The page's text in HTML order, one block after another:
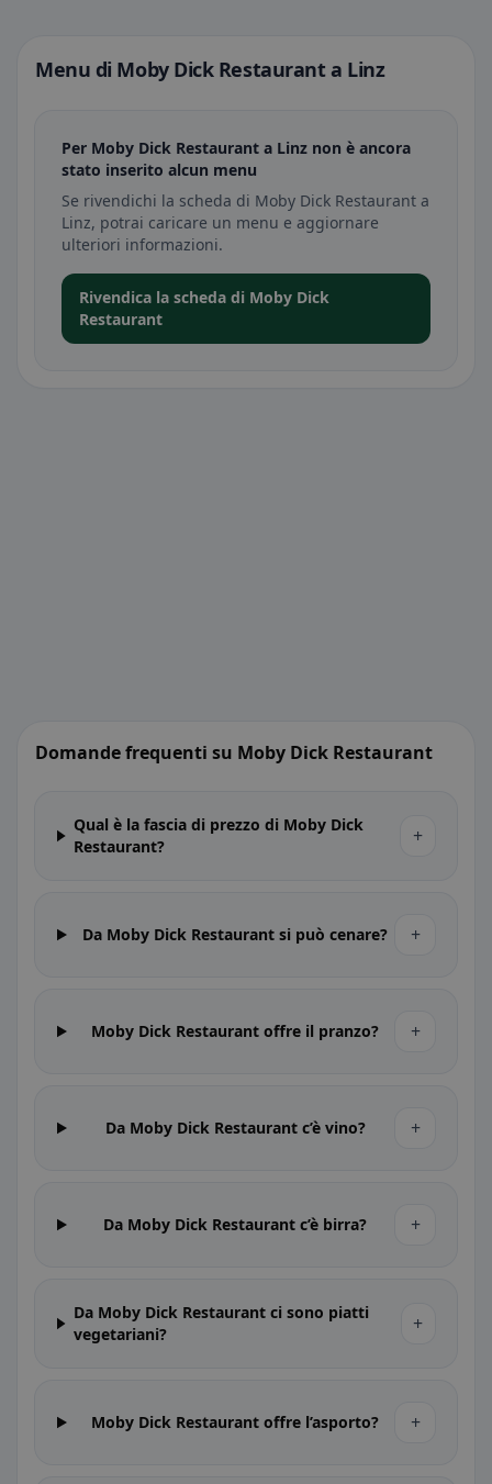
Menu di Moby Dick Restaurant a Linz
Per Moby Dick Restaurant a Linz non è ancora
stato inserito alcun menu
Se rivendichi la scheda di Moby Dick Restaurant a
Linz, potrai caricare un menu e aggiornare
ulteriori informazioni.
Rivendica la scheda di Moby Dick
Restaurant
Domande frequenti su Moby Dick Restaurant
Qual è la fascia di prezzo di Moby Dick
Restaurant?
+
Da Moby Dick Restaurant si può cenare? +
Moby Dick Restaurant offre il pranzo? +
Da Moby Dick Restaurant c’è vino? +
Da Moby Dick Restaurant c’è birra? +
Da Moby Dick Restaurant ci sono piatti
vegetariani?
+
Moby Dick Restaurant offre l’asporto? +